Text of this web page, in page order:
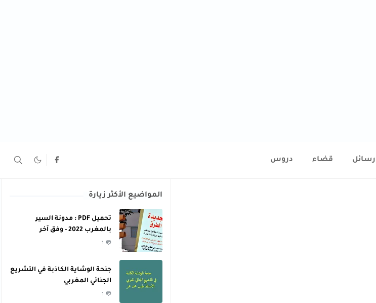
رسائل قضاء دروس
المواضيع الأكثر زيارة
تحميل PDF : مدونة السير
بالمغرب 2022 - وفق آخر
التعديلات
1
جنحة الوشاية الكاذبة في التشريع
الجنائي المغربي
1